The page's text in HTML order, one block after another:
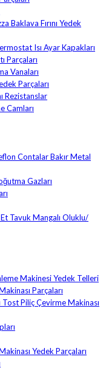
Baklava Fırını Yedek
Isı Ayar Kapakları
Parçaları
Vanaları
Parçaları
Rezistanslar
Camları
Contalar Bakır Metal
Gazları
Tavuk Mangalı Oluklu/
Makinesi Yedek Telleri
Parçaları
Piliç Çevirme Makinası
Yedek Parçaları